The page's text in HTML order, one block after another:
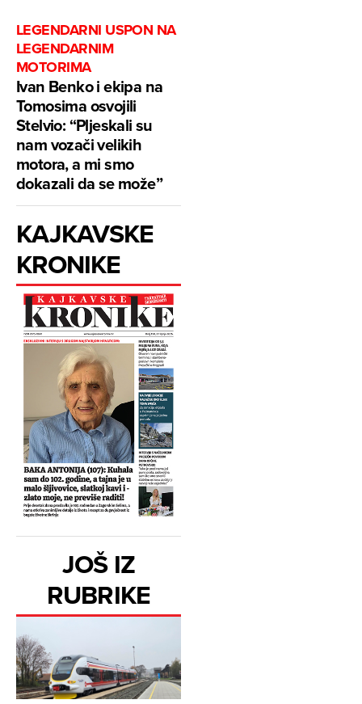
LEGENDARNI USPON NA
LEGENDARNIM
MOTORIMA
Ivan Benko i ekipa na
Tomosima osvojili
Stelvio: “Pljeskali su
nam vozači velikih
motora, a mi smo
dokazali da se može”
KAJKAVSKE
KRONIKE
JOŠ IZ
RUBRIKE